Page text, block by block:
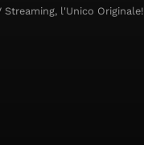
l'Unico Originale!